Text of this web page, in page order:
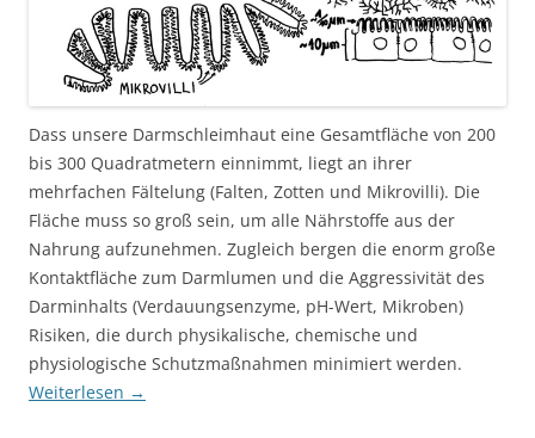
Dass unsere Darmschleimhaut eine Gesamtfläche von 200
bis 300 Quadratmetern einnimmt, liegt an ihrer
mehrfachen Fältelung (Falten, Zotten und Mikrovilli). Die
Fläche muss so groß sein, um alle Nährstoffe aus der
Nahrung aufzunehmen. Zugleich bergen die enorm große
Kontaktfläche zum Darmlumen und die Aggressivität des
Darminhalts (Verdauungsenzyme, pH-Wert, Mikroben)
Risiken, die durch physikalische, chemische und
physiologische Schutzmaßnahmen minimiert werden.
Weiterlesen →